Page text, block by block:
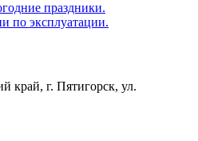
праздники.
по эксплуатации.
край, г. Пятигорск, ул.